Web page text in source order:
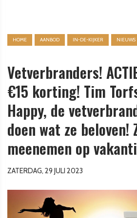
HOME AANBOD IN-DE-KIJKER NIEUWS
Vetverbranders!
€15 korting! Tim
Happy, de
doen wat ze beloven!
meenemen op
ZATERDAG, 29 JULI 2023